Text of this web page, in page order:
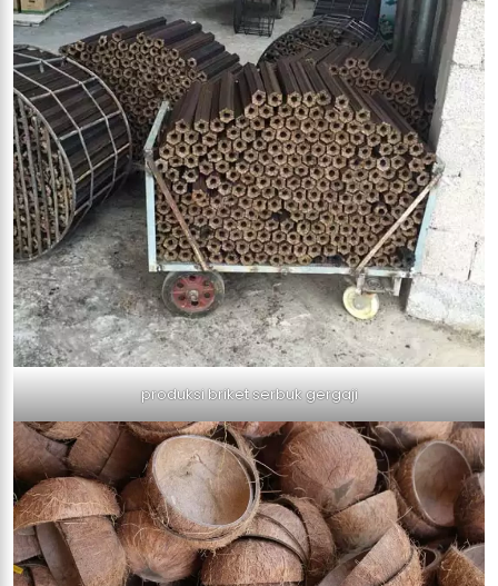
produksi briket serbuk gergaji